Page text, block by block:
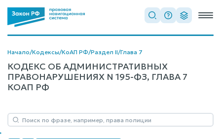
Начало/Кодексы/КоАП РФ/Раздел II/Глава 7
КОДЕКС ОБ АДМИНИСТРАТИВНЫХ
ПРАВОНАРУШЕНИЯХ N 195-ФЗ, ГЛАВА 7
КОАП РФ